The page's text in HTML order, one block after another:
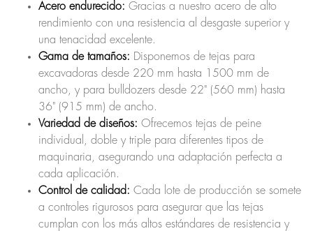
Acero endurecido: Gracias a nuestro acero de alto
rendimiento con una resistencia al desgaste superior y
una tenacidad excelente.
Gama de tamaños: Disponemos de tejas para
excavadoras desde 220 mm hasta 1500 mm de
ancho, y para bulldozers desde 22" (560 mm) hasta
36" (915 mm) de ancho.
Variedad de diseños: Ofrecemos tejas de peine
individual, doble y triple para diferentes tipos de
maquinaria, asegurando una adaptación perfecta a
cada aplicación.
Control de calidad: Cada lote de producción se somete
a controles rigurosos para asegurar que las tejas
cumplan con los más altos estándares de resistencia y